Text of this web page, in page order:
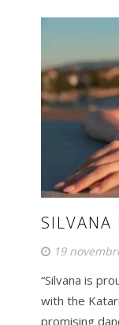
SILVANA
19
“Silvana is
with the
promising